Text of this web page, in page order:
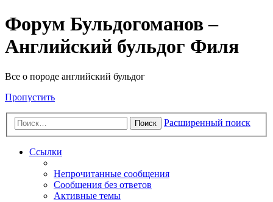
Форум Бульдогоманов –
Английский бульдог Филя
Все о породе английский бульдог
Пропустить
Поиск Расширенный поиск
Ссылки
Непрочитанные сообщения
Сообщения без ответов
Активные темы